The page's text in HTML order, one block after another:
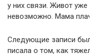
у них связи. Живот
невозможно. Мама
Следующие записи
писала о том, как